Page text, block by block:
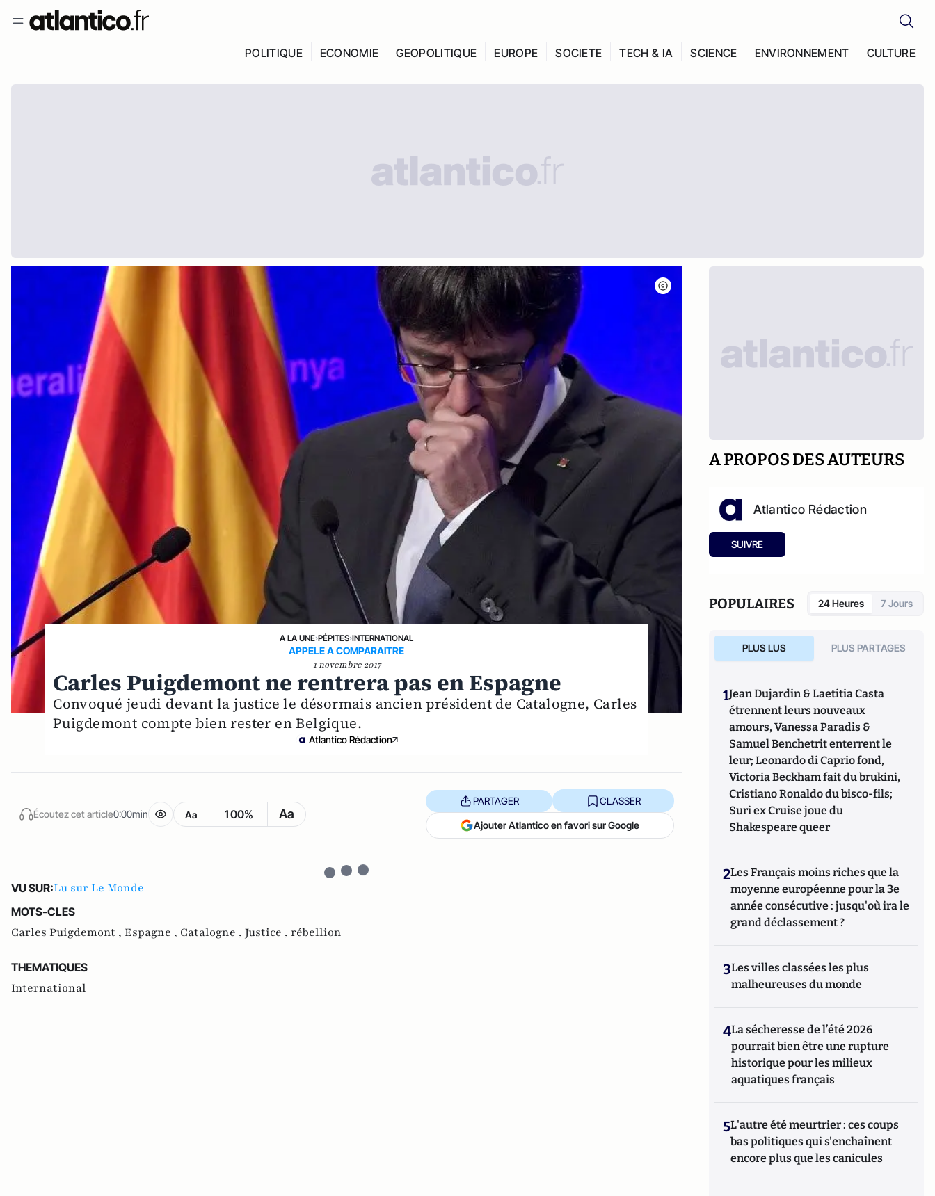
POLITIQUE ECONOMIE GEOPOLITIQUE EUROPE SOCIETE TECH & IA SCIENCE ENVIRONNEMENT CULTURE
A LA UNE›PÉPITES›INTERNATIONAL
APPELE A COMPARAITRE
1 novembre 2017
Carles Puigdemont ne rentrera pas en Espagne
Convoqué jeudi devant la justice le désormais ancien président de Catalogne, Carles
Puigdemont compte bien rester en Belgique.
Atlantico Rédaction
Écoutez cet article0:00min Aa 100% Aa
PARTAGER CLASSER
Ajouter Atlantico en favori sur Google
VU SUR:Lu sur Le Monde
MOTS-CLES
Carles Puigdemont , Espagne , Catalogne , Justice , rébellion
THEMATIQUES
International
A PROPOS DES AUTEURS
Atlantico Rédaction
SUIVRE
POPULAIRES 24 Heures 7 Jours
PLUS LUS PLUS PARTAGES
1Jean Dujardin & Laetitia Casta
étrennent leurs nouveaux
amours, Vanessa Paradis &
Samuel Benchetrit enterrent le
leur; Leonardo di Caprio fond,
Victoria Beckham fait du brukini,
Cristiano Ronaldo du bisco-fils;
Suri ex Cruise joue du
Shakespeare queer
2Les Français moins riches que la
moyenne européenne pour la 3e
année consécutive : jusqu'où ira le
grand déclassement ?
3Les villes classées les plus
malheureuses du monde
4La sécheresse de l’été 2026
pourrait bien être une rupture
historique pour les milieux
aquatiques français
5L'autre été meurtrier : ces coups
bas politiques qui s'enchaînent
encore plus que les canicules